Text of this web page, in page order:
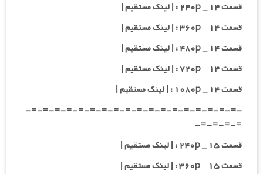
قسمت ۱۴ _ ۲۴۰p : | لینک مستقیم |
قسمت ۱۴ _ ۳۶۰p : | لینک مستقیم |
قسمت ۱۴ _ ۴۸۰p : | لینک مستقیم |
قسمت ۱۴ _ ۷۲۰p : | لینک مستقیم |
قسمت ۱۴ _ ۱۰۸۰p : | لینک مستقیم |
-=-=-=-=-=-=-=-=-=-=-=-=-=-=-=-=-=-=-
=-=-=-=-
قسمت ۱۵ _ ۲۴۰p : | لینک مستقیم |
قسمت ۱۵ _ ۳۶۰p : | لینک مستقیم |